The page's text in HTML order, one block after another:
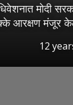
मोदी
आरक्षण मंजूर
12